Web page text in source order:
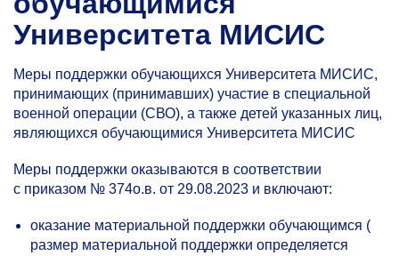
Университета МИСИС
Меры поддержки обучающихся Университета МИСИС,
принимающих (принимавших) участие в специальной
военной операции (СВО), а также детей указанных лиц,
являющихся обучающимися Университета МИСИС
Меры поддержки оказываются в соответствии
с приказом № 374о.в. от 29.08.2023 и включают:
оказание материальной поддержки обучающимся (​
размер материальной поддержки определяется